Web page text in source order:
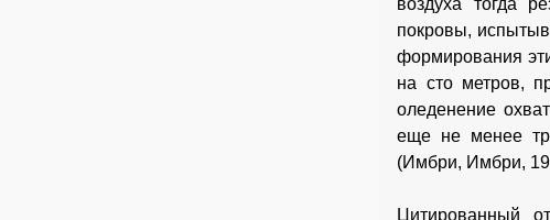
воздуха тогда
покровы,
формирования
на сто метров,
оледенение
еще не менее
(Имбри, Имбри,
Цитированный